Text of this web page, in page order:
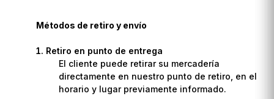
Métodos de retiro y envío
Retiro en punto de entrega
El cliente puede retirar su mercadería
directamente en nuestro punto de retiro, en el
horario y lugar previamente informado.